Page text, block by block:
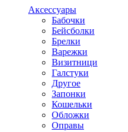
Аксессуары
Бабочки
Бейсболки
Брелки
Варежки
Визитници
Галстуки
Другое
Запонки
Кошельки
Обложки
Оправы